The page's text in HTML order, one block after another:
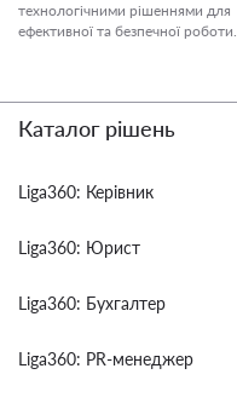
технологічними рішеннями для
ефективної та безпечної роботи.
Каталог рішень
Liga360: Керівник
Liga360: Юрист
Liga360: Бухгалтер
Liga360: PR-менеджер